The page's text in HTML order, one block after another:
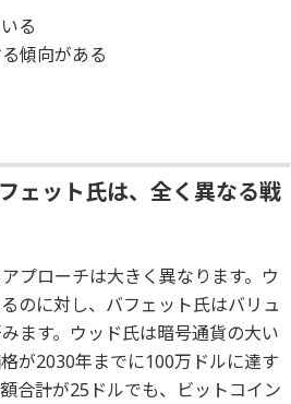
る
傾向がある
ェット氏は、全く異なる戦
プローチは大きく異なります。ウ
のに対し、バフェット氏はバリュ
ます。ウッド氏は暗号通貨の大い
が2030年までに100万ドルに達す
合計が25ドルでも、ビットコイン